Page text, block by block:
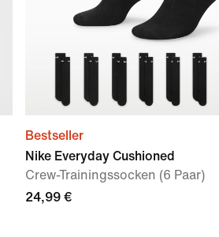
Bestseller
Nike Everyday Cushioned
Crew-Trainingssocken (6 Paar)
24,99 €